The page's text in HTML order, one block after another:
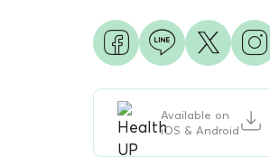
Available on
iOS & Android